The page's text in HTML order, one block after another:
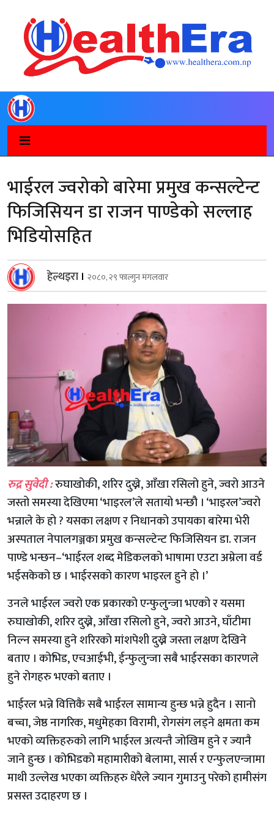
भाईरल ज्वरोको बारेमा प्रमुख कन्सल्टेन्ट
फिजिसियन डा राजन पाण्डेको सल्लाह
भिडियोसहित
हेल्थइरा । २०८०, २९ फाल्गुन मंगलवार
रुद्र सुवेदी :रुघाखोकी, शरिर दुख्ने, आँखा रसिलो हुने, ज्वरो आउने
जस्तो समस्या देखिएमा ‘भाइरल’ले सतायो भन्छौ । ‘भाइरल’ज्वरो
भन्नाले के हो ? यसका लक्षण र निधानको उपायका बारेमा भेरी
अस्पताल नेपालगञ्जका प्रमुख कन्सल्टेन्ट फिजिसियन डा. राजन
पाण्डे भन्छन–‘भाईरल शब्द मेडिकलको भाषामा एउटा अम्रेला वर्ड
भईसकेको छ । भाईरसको कारण भाइरल हुने हो ।’
उनले भाईरल ज्वरो एक प्रकारको एन्फुलुन्जा भएको र यसमा
रुघाखोकी, शरिर दुख्ने, आँखा रसिलो हुने, ज्वरो आउने, घाँटीमा
निल्न समस्या हुने शरिरको मांशपेशी दुख्ने जस्ता लक्षण देखिने
बताए । कोभिड, एचआईभी, ईन्फुलुन्जा सबै भाईरसका कारणले
हुने रोगहरु भएको बताए ।
भाईरल भन्ने वित्तिकै सबै भाईरल सामान्य हुन्छ भन्ने हुदैन । सानो
बच्चा, जेष्ठ नागरिक, मधुमेहका विरामी, रोगसंग लड्ने क्षमता कम
भएको व्यक्तिहरुको लागि भाईरल अत्यन्तै जोखिम हुने र ज्यानै
जाने हुन्छ । कोभिडको महामारीको बेलामा, सार्स र एन्फुलएन्जामा
माथी उल्लेख भएका व्यक्तिहरु धेरैले ज्यान गुमाउनु परेको हामीसंग
प्रसस्त उदाहरण छ ।